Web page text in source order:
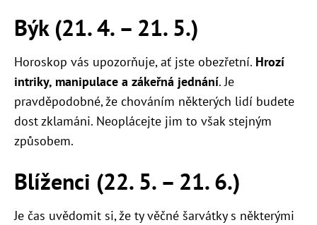
Býk (21. 4. – 21. 5.)
Horoskop vás upozorňuje, ať jste obezřetní. Hrozí
intriky, manipulace a zákeřná jednání. Je
pravděpodobné, že chováním některých lidí budete
dost zklamáni. Neoplácejte jim to však stejným
způsobem.
Blíženci (22. 5. – 21. 6.)
Je čas uvědomit si, že ty věčné šarvátky s některými